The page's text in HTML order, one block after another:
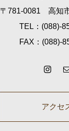
〒781-0081 高知
TEL：(088)-
FAX：(088)-
アクセ